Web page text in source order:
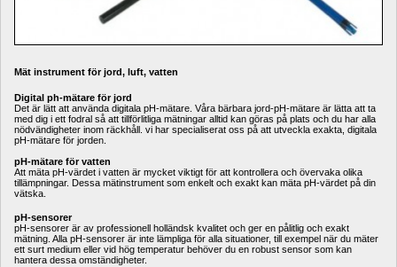
Mät instrument för jord, luft, vatten
Digital ph-mätare för jord
Det är lätt att använda digitala pH-mätare. Våra bärbara jord-pH-mätare är lätta att ta
med dig i ett fodral så att tillförlitliga mätningar alltid kan göras på plats och du har alla
nödvändigheter inom räckhåll. vi har specialiserat oss på att utveckla exakta, digitala
pH-mätare för jorden.
pH-mätare för vatten
Att mäta pH-värdet i vatten är mycket viktigt för att kontrollera och övervaka olika
tillämpningar. Dessa mätinstrument som enkelt och exakt kan mäta pH-värdet på din
vätska.
pH-sensorer
pH-sensorer är av professionell holländsk kvalitet och ger en pålitlig och exakt
mätning. Alla pH-sensorer är inte lämpliga för alla situationer, till exempel när du mäter
ett surt medium eller vid hög temperatur behöver du en robust sensor som kan
hantera dessa omständigheter.